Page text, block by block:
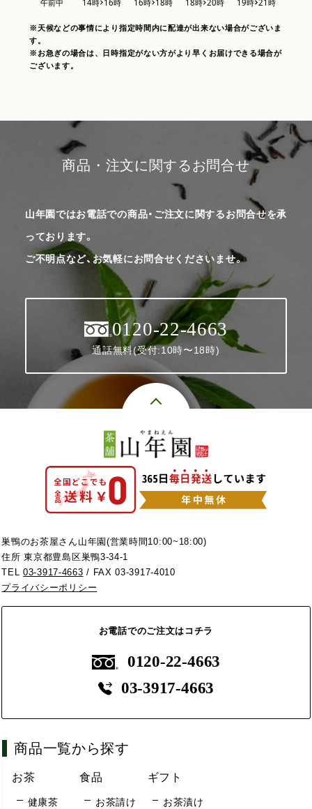
※天候などの事情により指定時間内に配達が出来ない場合がございま
す。
※お急ぎの場合は、日時指定がない方がより早くお届けできる場合が
ございます。
商品・注文に関するお問合せ
山年園ではお電話での商品・ご注文に関するお問合せを承
っております。
ご不明点など、お気軽にお問合せくださいませ。
0120-22-4663
通話無料(受付:10時〜18時)
巣鴨のお茶屋さん山年園(営業時間10:00~18:00)
住所 東京都豊島区巣鴨3-34-1
TEL03-3917-4663 / FAX 03-3917-4010
プライバシーポリシー
お電話でのご注文はコチラ
0120-22-4663
03-3917-4663
商品一覧から探す
お茶
健康茶
食品
お茶請け
ギフト
お茶漬け